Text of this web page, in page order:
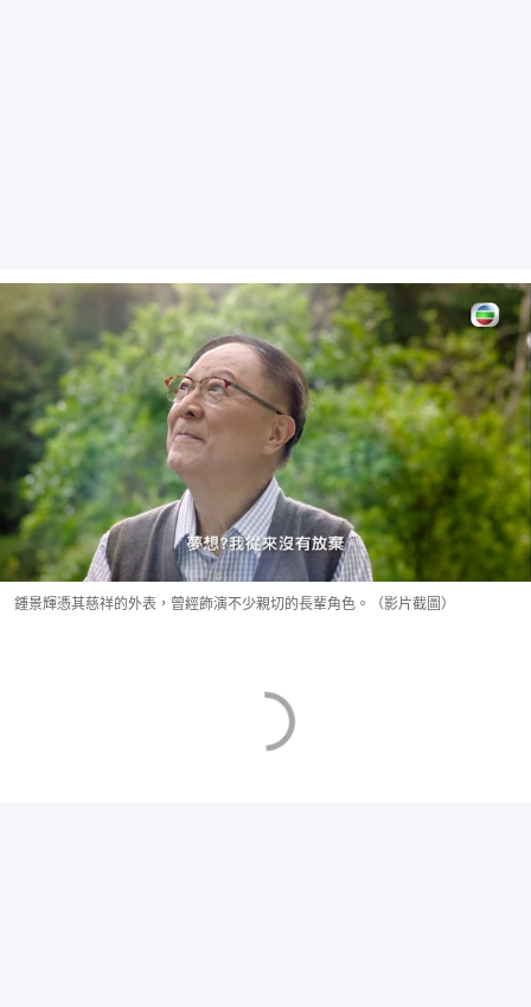
鍾景輝憑其慈祥的外表，曾經飾演不少親切的長輩角色。（影片截圖）